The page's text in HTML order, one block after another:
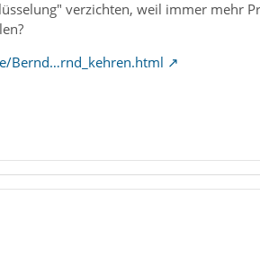
verzichten, weil immer mehr
Bernd…rnd_kehren.html